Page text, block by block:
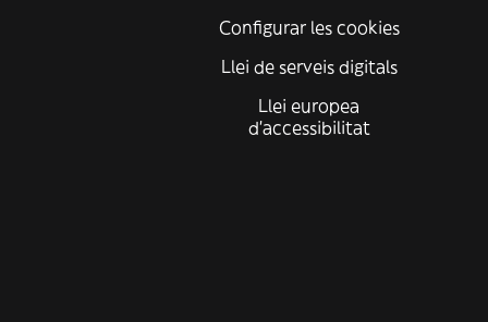
Configurar les cookies
Llei de serveis digitals
Llei europea
d'accessibilitat